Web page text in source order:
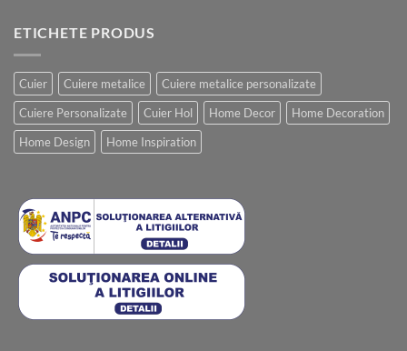
ETICHETE PRODUS
Cuier Cuiere metalice
Cuiere metalice personalizate
Cuiere Personalizate
Cuier Hol Home Decor
Home Decoration
Home Design
Home Inspiration